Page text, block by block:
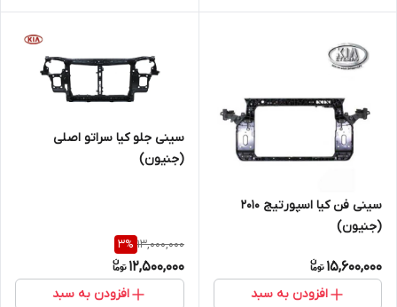
سینی فن کیا اسپورتیج 2010
(جنیون)
15,600,000
افزودن به سبد
سینی جلو کیا سراتو اصلی
(جنیون)
13,000,000
3%
12,500,000
افزودن به سبد